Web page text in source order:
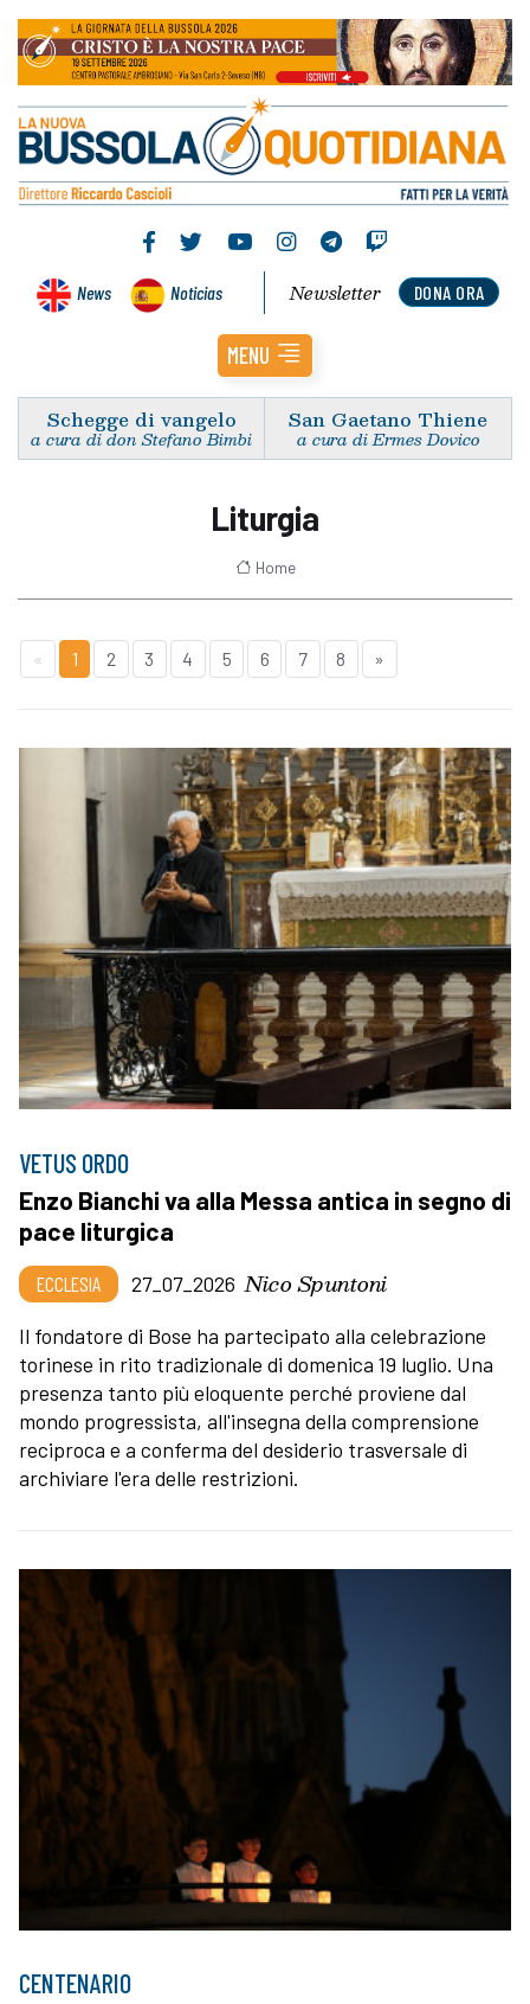
News Noticias DONA ORA
Newsletter
MENU
Schegge di vangelo
a cura di don Stefano Bimbi
San Gaetano Thiene
a cura di Ermes Dovico
Liturgia
Home
« 1 2 3 4 5 6 7 8 »
VETUS ORDO
Enzo Bianchi va alla Messa antica in segno di
pace liturgica
ECCLESIA 27_07_2026 Nico Spuntoni
Il fondatore di Bose ha partecipato alla celebrazione
torinese in rito tradizionale di domenica 19 luglio. Una
presenza tanto più eloquente perché proviene dal
mondo progressista, all'insegna della comprensione
reciproca e a conferma del desiderio trasversale di
archiviare l'era delle restrizioni.
CENTENARIO